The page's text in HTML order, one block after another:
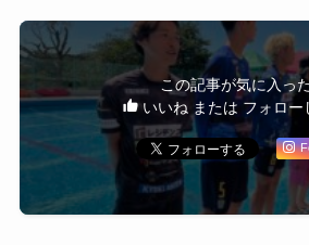
この記事が気に入っ
いいね または フォロー